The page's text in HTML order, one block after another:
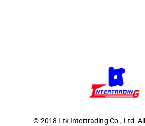
© 2018 Ltk Intertrading Co., Ltd.